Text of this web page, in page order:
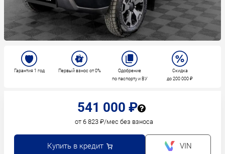
541 000 ₽
от 6 823 ₽/мес без взноса
Купить в кредит VIN
Гарантия 1 год Первый взнос от 0%
Одобрение
по паспорту и ВУ
Скидка
до 200 000 ₽